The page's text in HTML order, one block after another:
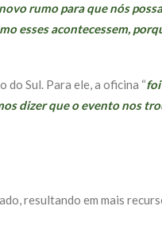
rumo para que nós
esses acontecessem,
Sul. Para ele, a oficina “
dizer que o evento nos
resultando em mais